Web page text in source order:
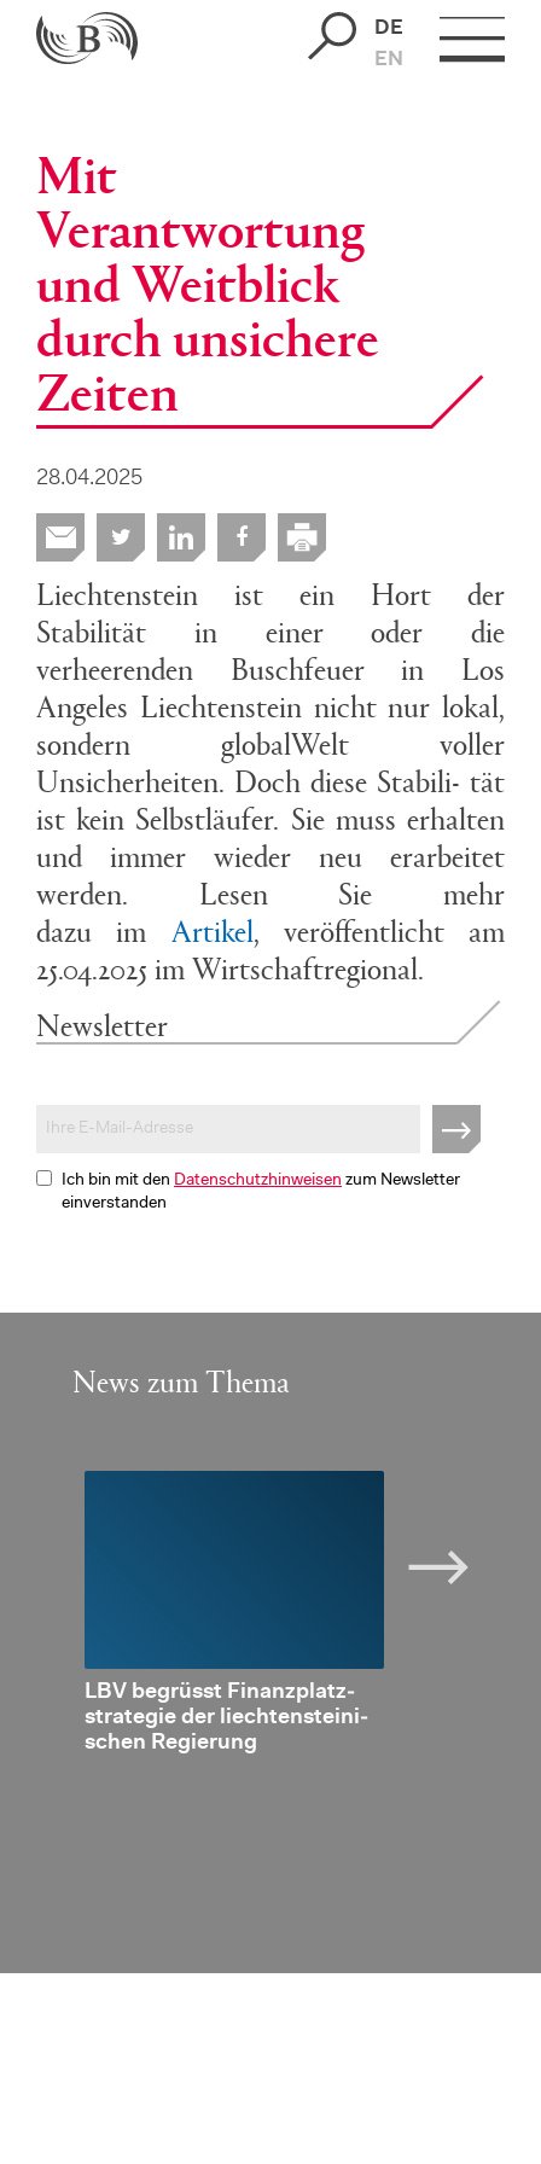
DE
EN
Mit
Verantwortung
und Weitblick
durch unsichere
Zeiten
28.04.2025
Liechtenstein ist ein Hort der
Stabilität in einer oder die
verheerenden Buschfeuer in Los
Angeles Liechtenstein nicht nur lokal,
sondern globalWelt voller
Unsicherheiten. Doch diese Stabili- tät
ist kein Selbstläufer. Sie muss erhalten
und immer wieder neu erarbeitet
werden. Lesen Sie mehr
dazu im Artikel, veröffentlicht am
25.04.2025 im Wirtschaftregional.
Newsletter
Ich bin mit den Datenschutzhinweisen zum Newsletter
einverstanden
News zum Thema
LBV be­grüsst Fi­nanz­platz­
stra­te­gie der liech­ten­stei­ni­
schen Re­gie­rung